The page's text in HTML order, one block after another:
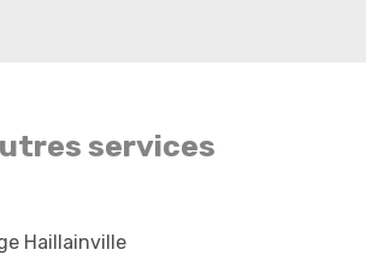
services
Haillainville